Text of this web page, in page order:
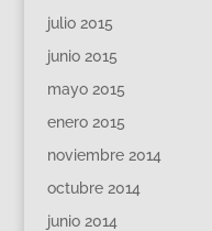
julio 2015
junio 2015
mayo 2015
enero 2015
noviembre 2014
octubre 2014
junio 2014